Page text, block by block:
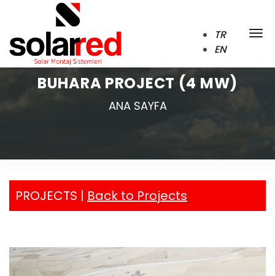
TR
EN
BUHARA PROJECT (4 MW)
ANA SAYFA
PROJECTS | Back to Projects